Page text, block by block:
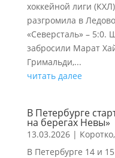
хоккейной лиги
разгромила в
«Северсталь» – 5:0.
забросили Марат
Гримальди,...
читать далее
В Петербурге
на берегах Невы»
13.03.2026| Коротко,
В Петербурге 14 и